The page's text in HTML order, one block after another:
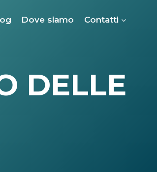
Dove siamo Contatti
DELLE